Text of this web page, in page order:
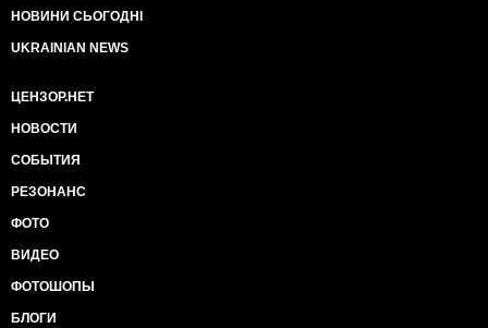
НОВИНИ СЬОГОДНІ
UKRAINIAN NEWS
ЦЕНЗОР.НЕТ
НОВОСТИ
СОБЫТИЯ
РЕЗОНАНС
ФОТО
ВИДЕО
ФОТОШОПЫ
БЛОГИ